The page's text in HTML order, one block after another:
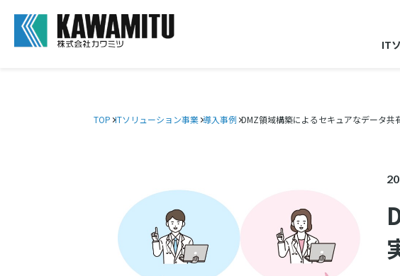
IT
TOP ITソリューション事業 導入事例 DMZ領域構築によるセキュアなデータ共